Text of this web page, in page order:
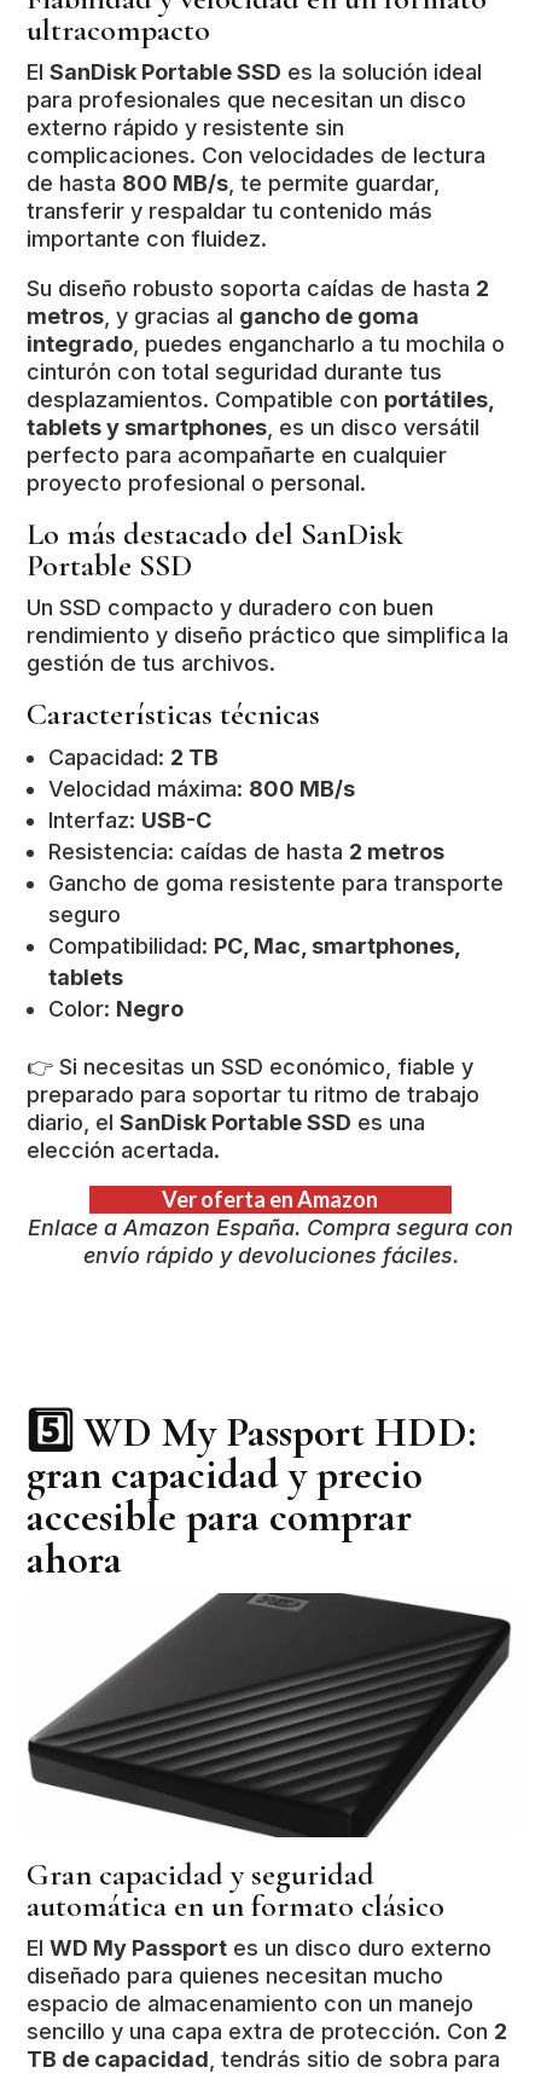
ultracompacto
ElSanDisk Portable SSD es la solución ideal
para profesionales que necesitan un disco
externo rápido y resistente sin
complicaciones. Con velocidades de lectura
de hasta 800 MB/s, te permite guardar,
transferir y respaldar tu contenido más
importante con fluidez.
Su diseño robusto soporta caídas de hasta 2
metros, y gracias al gancho de goma
integrado, puedes engancharlo a tu mochila o
cinturón con total seguridad durante tus
desplazamientos. Compatible con portátiles,
tablets y smartphones, es un disco versátil
perfecto para acompañarte en cualquier
proyecto profesional o personal.
Lo más destacado del SanDisk
Portable SSD
Un SSD compacto y duradero con buen
rendimiento y diseño práctico que simplifica la
gestión de tus archivos.
Características técnicas
Capacidad: 2 TB
Velocidad máxima: 800 MB/s
Interfaz: USB-C
Resistencia: caídas de hasta 2 metros
Gancho de goma resistente para transporte
seguro
Compatibilidad: PC, Mac, smartphones,
tablets
Color: Negro
👉 Si necesitas un SSD económico, fiable y
preparado para soportar tu ritmo de trabajo
diario, elSanDisk Portable SSD es una
elección acertada.
Ver oferta en Amazon
Enlace a Amazon España. Compra segura con
envío rápido y devoluciones fáciles.
5️⃣WD My Passport HDD:
gran capacidad y precio
accesible para comprar
ahora
Gran capacidad y seguridad
automática en un formato clásico
ElWD My Passport es un disco duro externo
diseñado para quienes necesitan mucho
espacio de almacenamiento con un manejo
sencillo y una capa extra de protección. Con 2
TB de capacidad , tendrás sitio de sobra para